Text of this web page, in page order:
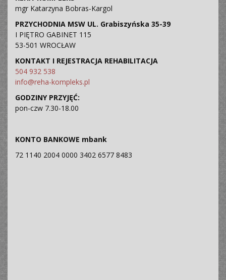
mgr Katarzyna Bobras-Kargol
PRZYCHODNIA MSW UL. Grabiszyńska 35-39
I PIĘTRO GABINET 115
53-501 WROCŁAW
KONTAKT I REJESTRACJA REHABILITACJA
504 932 538
info@reha-kompleks.pl
GODZINY PRZYJĘĆ:
pon-czw 7.30-18.00
KONTO BANKOWE mbank
72 1140 2004 0000 3402 6577 8483